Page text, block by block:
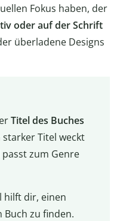
Fokus haben, der
oder auf der Schrift
überladene Designs
Titel des Buches
Titel weckt
zum Genre
hilft dir, einen
Buch zu finden.